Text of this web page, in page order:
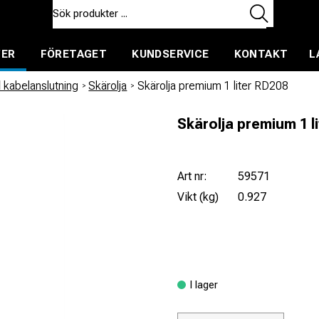
FÖRETAGET KUNDSERVICE KONTAKT
/ Skärolja / Skärolja premium 1 liter RD208
Skärolja premium 1
Art nr:
59571
Vikt (kg)
0.927
I lager